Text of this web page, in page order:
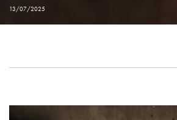
13/07/2025